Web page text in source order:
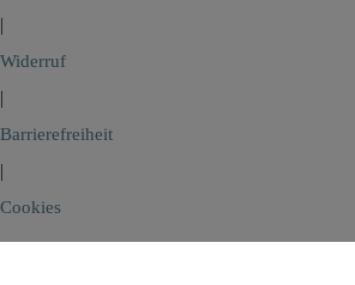
|
Widerruf
|
Barrierefreiheit
|
Cookies